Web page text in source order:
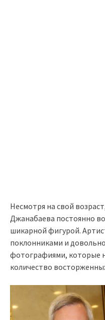
Несмотря на свой
Джанабаева постоянно
шикарной фигурой.
поклонниками и
фотографиями, которые
количество